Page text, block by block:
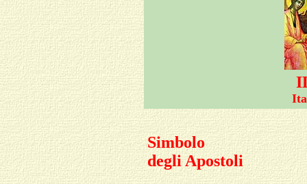
Simbolo
degli Apostoli